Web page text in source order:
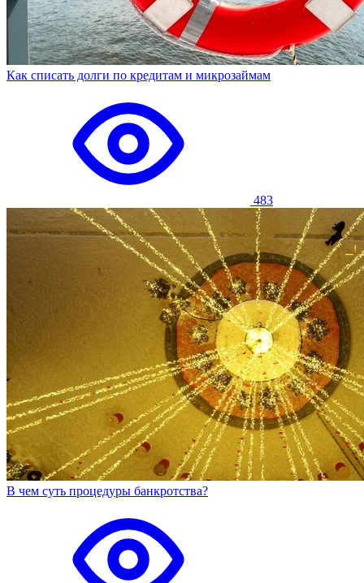
Как списать долги по кредитам и микрозаймам
483
В чем суть процедуры банкротства?